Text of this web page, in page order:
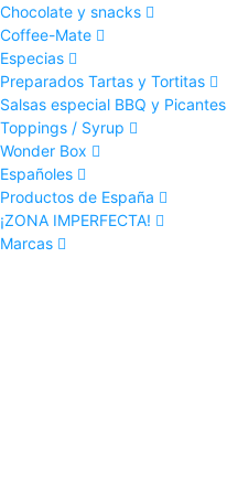
Chocolate y snacks
Coffee-Mate
Especias
Preparados Tartas y Tortitas
Salsas especial BBQ y Picantes
Toppings / Syrup
Wonder Box
Españoles
Productos de España
¡ZONA IMPERFECTA!
Marcas